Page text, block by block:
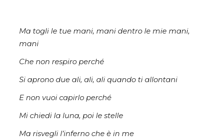
Ma togli le tue mani, mani dentro le mie mani,
mani
Che non respiro perché
Si aprono due ali, ali, ali quando ti allontani
E non vuoi capirlo perché
Mi chiedi la luna, poi le stelle
Ma risvegli l’inferno che è in me